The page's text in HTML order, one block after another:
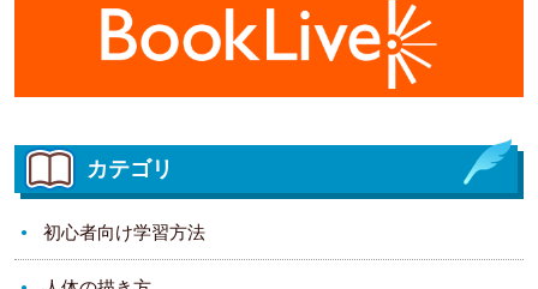
カテゴリ
初心者向け学習方法